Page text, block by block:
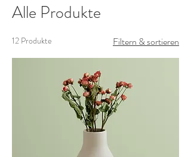
Alle Produkte
12 Produkte Filtern & sortieren